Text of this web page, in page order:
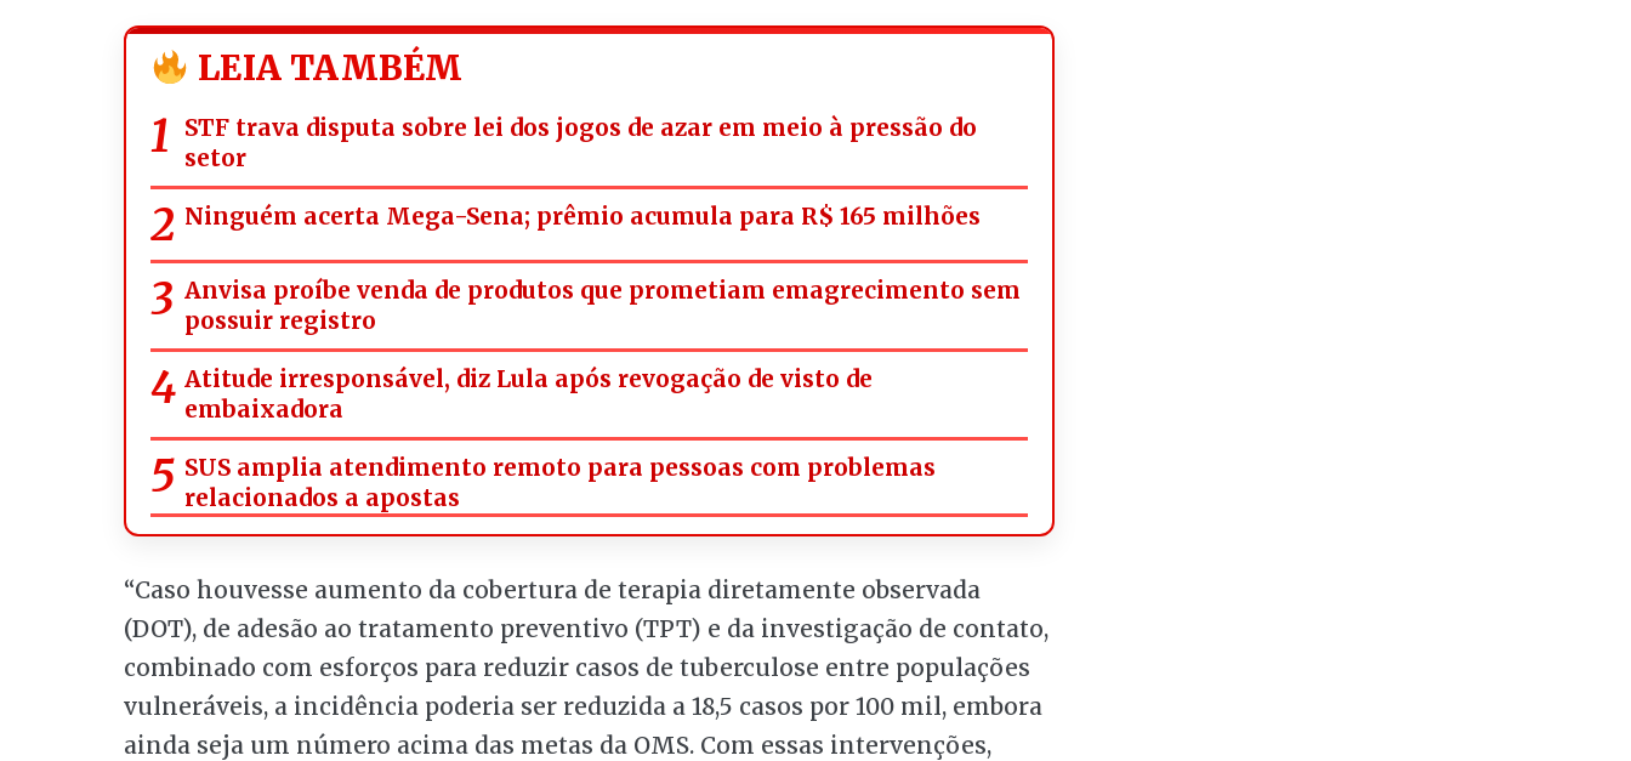
LEIA TAMBÉM
STF trava disputa sobre lei dos jogos de azar em meio à pressão do
setor
Ninguém acerta Mega-Sena; prêmio acumula para R$ 165 milhões
Anvisa proíbe venda de produtos que prometiam emagrecimento sem
possuir registro
Atitude irresponsável, diz Lula após revogação de visto de
embaixadora
SUS amplia atendimento remoto para pessoas com problemas
relacionados a apostas
“Caso houvesse aumento da cobertura de terapia diretamente observada
(DOT), de adesão ao tratamento preventivo (TPT) e da investigação de contato,
combinado com esforços para reduzir casos de tuberculose entre populações
vulneráveis, a incidência poderia ser reduzida a 18,5 casos por 100 mil, embora
ainda seja um número acima das metas da OMS. Com essas intervenções,